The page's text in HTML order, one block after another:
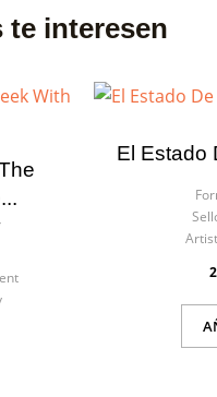
te interesen
El Estado